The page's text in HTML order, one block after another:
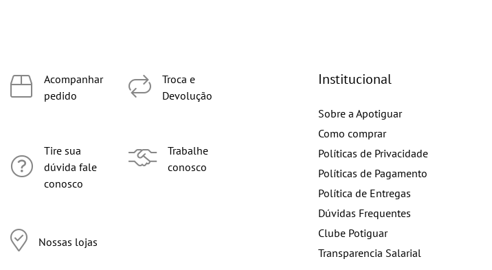
Acompanhar
pedido
Tire sua
dúvida fale
conosco
Nossas lojas
Troca e
Devolução
Trabalhe
conosco
Institucional
Sobre a Apotiguar
Como comprar
Políticas de Privacidade
Políticas de Pagamento
Política de Entregas
Dúvidas Frequentes
Clube Potiguar
Transparencia Salarial